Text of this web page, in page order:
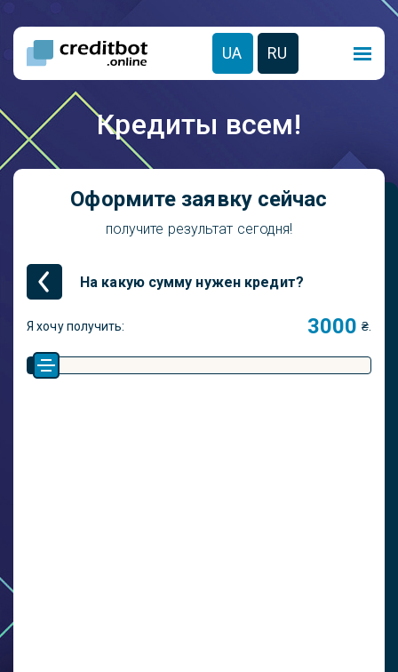
UA RU
Кредиты всем!
Оформите заявку сейчас
получите результат сегодня!
На какую сумму нужен кредит?
Я хочу получить: ₴.